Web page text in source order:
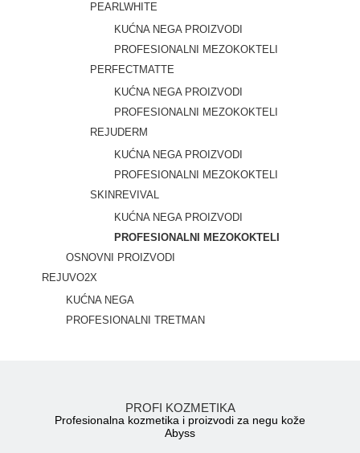
PEARLWHITE
KUĆNA NEGA PROIZVODI
PROFESIONALNI MEZOKOKTELI
PERFECTMATTE
KUĆNA NEGA PROIZVODI
PROFESIONALNI MEZOKOKTELI
REJUDERM
KUĆNA NEGA PROIZVODI
PROFESIONALNI MEZOKOKTELI
SKINREVIVAL
KUĆNA NEGA PROIZVODI
PROFESIONALNI MEZOKOKTELI
OSNOVNI PROIZVODI
REJUVO2X
KUĆNA NEGA
PROFESIONALNI TRETMAN
PROFI KOZMETIKA
Profesionalna kozmetika i proizvodi za negu kože
Abyss